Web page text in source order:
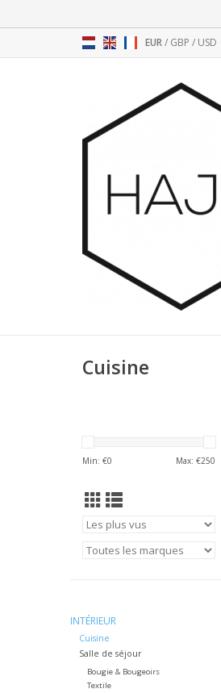
EUR/ GBP / USD
Cuisine
Min: €0 Max: €250
INTÉRIEUR
Cuisine
Salle de séjour
Bougie & Bougeoirs
Textile